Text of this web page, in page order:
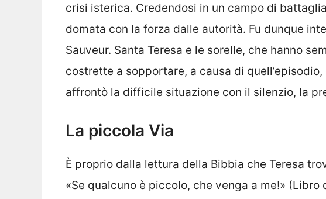
crisi isterica. Credendosi in un campo di
domata con la forza dalle autorità. Fu dunque
Sauveur. Santa Teresa e le sorelle, che hanno
costrette a sopportare, a causa di
affrontò la difficile situazione con il silenzio, la
La piccola Via
È proprio dalla lettura della Bibbia che Teresa
«Se qualcuno è piccolo, che venga a me!»